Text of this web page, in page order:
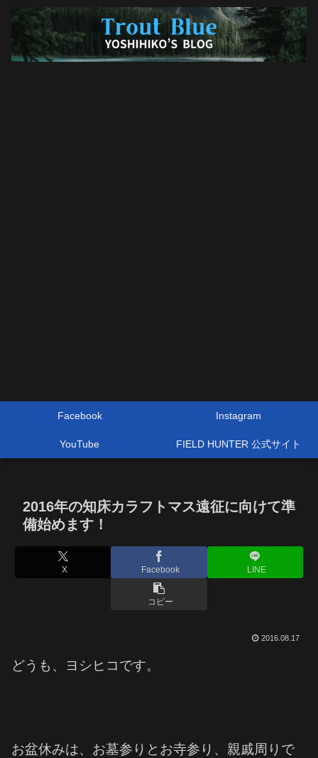
Facebook Instagram
YouTube FIELD HUNTER 公式サイト
2016年の知床カラフトマス遠征に向けて準
備始めます！
X Facebook LINE
コピー
2016.08.17
どうも、ヨシヒコです。
お盆休みは、お墓参りとお寺参り、親戚周りで